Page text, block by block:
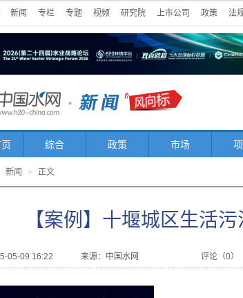
新闻 专栏 专题 视频 研究院 上市公司 政策 法
综合 政策 市场
新闻 > 正文
【案例】十堰城区生活
05-09 16:22 来源： 中国水网 评论（0）